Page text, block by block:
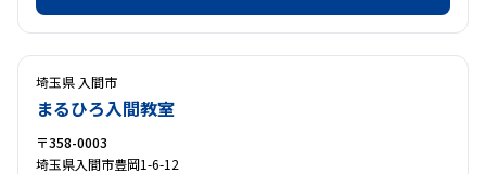
埼玉県 入間市
まるひろ入間教室
〒358-0003
埼玉県入間市豊岡1-6-12